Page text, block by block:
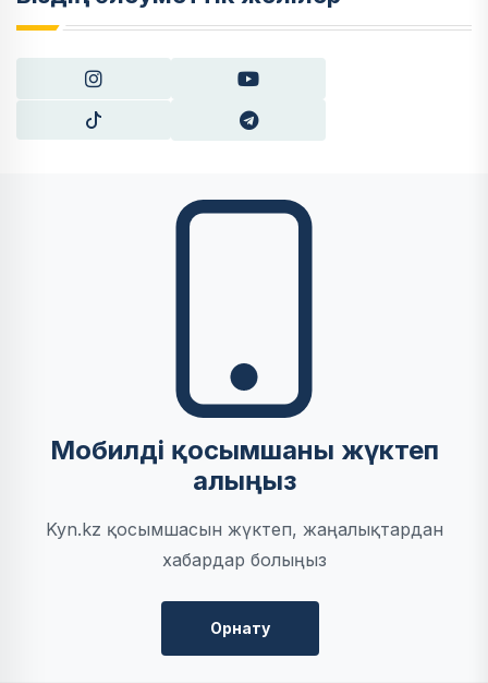
Мобилді қосымшаны жүктеп
алыңыз
Kyn.kz қосымшасын жүктеп, жаңалықтардан
хабардар болыңыз
Орнату